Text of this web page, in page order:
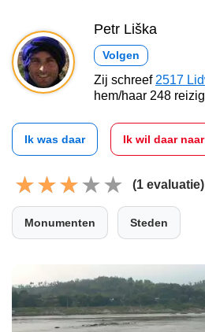
Petr Liška
Volgen
Zij schreef 2517
hem/haar 248
Ik was daar Ik wil daar
(1 evaluatie)
Monumenten Steden